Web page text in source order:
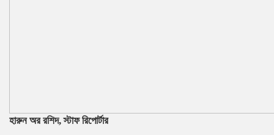
হারুন অর রশিদ, স্টাফ রিপোর্টার